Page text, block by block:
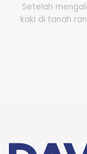
Setelah
kaki di tanah